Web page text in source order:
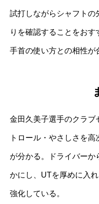
試打しながらシャフトの
りを確認することをお
手首の使い方との相性が
金田久美子選手のクラブ
トロール・やさしさを
が分かる。ドライバーか
かにし、UTを厚めに入
強化している。